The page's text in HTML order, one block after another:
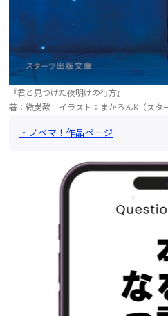
『君と見つけた夜明けの行方』
著：微炭酸 イラスト：まかろんK（スタ
・ノベマ！作品ページ